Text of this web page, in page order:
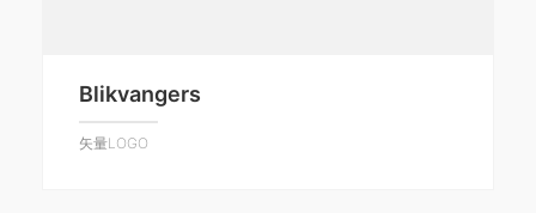
Blikvangers
矢量LOGO